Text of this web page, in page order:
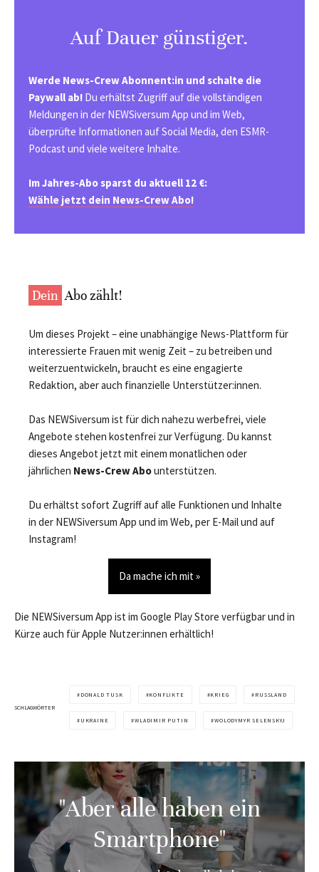
Auf Dauer günstiger.
Werde News-Crew Abonnent:in und schalte die
Paywall ab! Du erhältst Zugriff auf die vollständigen
Meldungen in der NEWSiversum App und im Web,
überprüfte Informationen auf Social Media, den ESMR-
Podcast und viele weitere Inhalte.
Im Jahres-Abo sparst du aktuell 12 €:
Wähle jetzt dein News-Crew Abo!
Dein Abo zählt!
Um dieses Projekt – eine unabhängige News-Plattform für
interessierte Frauen mit wenig Zeit – zu betreiben und
weiterzuentwickeln, braucht es eine engagierte
Redaktion, aber auch finanzielle Unterstützer:innen.
Das NEWSiversum ist für dich nahezu werbefrei, viele
Angebote stehen kostenfrei zur Verfügung. Du kannst
dieses Angebot jetzt mit einem monatlichen oder
jährlichen News-Crew Abounterstützen.
Du erhältst sofort Zugriff auf alle Funktionen und Inhalte
in der NEWSiversum App und im Web, per E-Mail und auf
Instagram!
Da mache ich mit »
Die NEWSiversum App ist im Google Play Store verfügbar und in
Kürze auch für Apple Nutzer:innen erhältlich!
SCHLAGWÖRTER
DONALD TUSK KONFLIKTE KRIEG RUSSLAND
UKRAINE WLADIMIR PUTIN WOLODYMYR SELENSKYJ
"Aber alle haben ein
Smartphone"